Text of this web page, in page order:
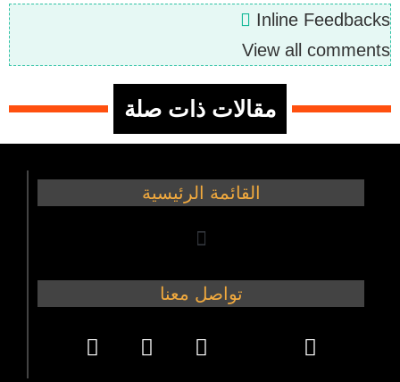
Inline Feedbacks
View all comments
مقالات ذات صلة
القائمة الرئيسية
تواصل معنا